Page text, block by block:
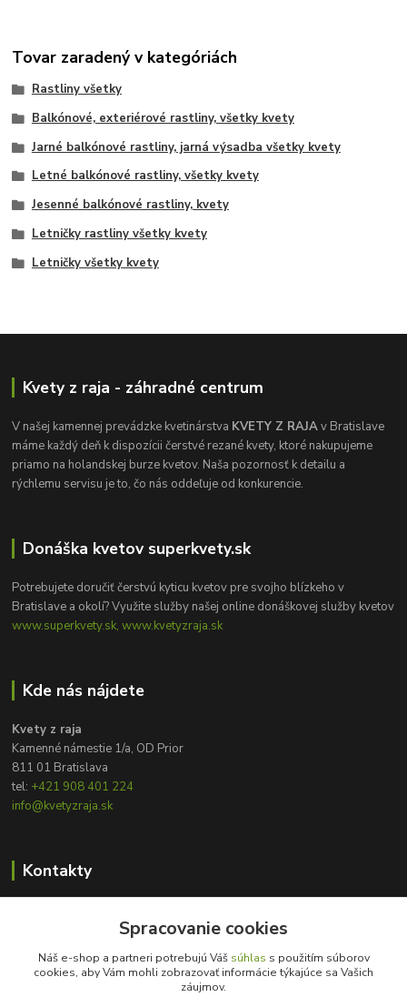
Tovar zaradený v kategóriách
Rastliny všetky
Balkónové, exteriérové rastliny, všetky kvety
Jarné balkónové rastliny, jarná výsadba všetky kvety
Letné balkónové rastliny, všetky kvety
Jesenné balkónové rastliny, kvety
Letničky rastliny všetky kvety
Letničky všetky kvety
Kvety z raja - záhradné centrum
V našej kamennej prevádzke kvetinárstva KVETY Z RAJAv Bratislave
máme každý deň k dispozícii čerstvé rezané kvety, ktoré nakupujeme
priamo na holandskej burze kvetov. Naša pozornosť k detailu a
rýchlemu servisu je to, čo nás oddeľuje od konkurencie.
Donáška kvetov superkvety.sk
Potrebujete doručiť čerstvú kyticu kvetov pre svojho blízkeho v
Bratislave a okolí? Využite služby našej online donáškovej služby kvetov
www.superkvety.sk, www.kvetyzraja.sk
Kde nás nájdete
Kvety z raja
Kamenné námestie 1/a, OD Prior
811 01 Bratislava
tel: +421 908 401 224
info@kvetyzraja.sk
Kontakty
+421 908 401 224
info@kvetyzraja.sk
Spracovanie cookies
Náš e-shop a partneri potrebujú Váš súhlas s použitím súborov
cookies, aby Vám mohli zobrazovať informácie týkajúce sa Vašich
záujmov.